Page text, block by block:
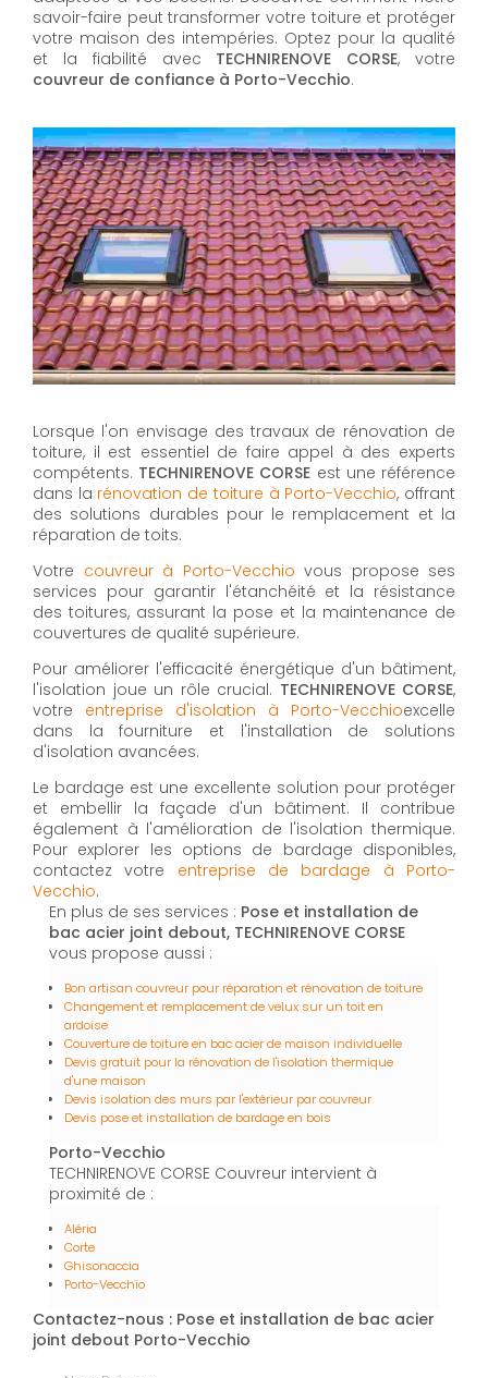
savoir-faire peut transformer votre toiture et protéger
votre maison des intempéries. Optez pour la qualité
et la fiabilité avec TECHNIRENOVE CORSE, votre
couvreur de confiance à Porto-Vecchio.
Lorsque l'on envisage des travaux de rénovation de
toiture, il est essentiel de faire appel à des experts
compétents. TECHNIRENOVE CORSE est une référence
dans la rénovation de toiture à Porto-Vecchio, offrant
des solutions durables pour le remplacement et la
réparation de toits.
Votre couvreur à Porto-Vecchio vous propose ses
services pour garantir l'étanchéité et la résistance
des toitures, assurant la pose et la maintenance de
couvertures de qualité supérieure.
Pour améliorer l'efficacité énergétique d'un bâtiment,
l'isolation joue un rôle crucial. TECHNIRENOVE CORSE,
votre entreprise d'isolation à Porto-Vecchioexcelle
dans la fourniture et l'installation de solutions
d'isolation avancées.
Le bardage est une excellente solution pour protéger
et embellir la façade d'un bâtiment. Il contribue
également à l'amélioration de l'isolation thermique.
Pour explorer les options de bardage disponibles,
contactez votre entreprise de bardage à Porto-
Vecchio.
En plus de ses services : Pose et installation de
bac acier joint debout, TECHNIRENOVE CORSE
vous propose aussi :
Bon artisan couvreur pour réparation et rénovation de toiture
Changement et remplacement de velux sur un toit en
ardoise
Couverture de toiture en bac acier de maison individuelle
Devis gratuit pour la rénovation de l'isolation thermique
d'une maison
Devis isolation des murs par l'extérieur par couvreur
Devis pose et installation de bardage en bois
Porto-Vecchio
TECHNIRENOVE CORSE Couvreur intervient à
proximité de :
Aléria
Corte
Ghisonaccia
Porto-Vecchio
Contactez-nous : Pose et installation de bac acier
joint debout Porto-Vecchio